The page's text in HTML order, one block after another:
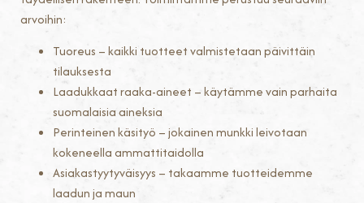
arvoihin:
Tuoreus – kaikki tuotteet valmistetaan päivittäin
tilauksesta
Laadukkaat raaka-aineet – käytämme vain parhaita
suomalaisia aineksia
Perinteinen käsityö – jokainen munkki leivotaan
kokeneella ammattitaidolla
Asiakastyytyväisyys – takaamme tuotteidemme
laadun ja maun